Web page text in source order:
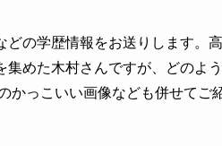
の学歴情報をお送りします。
集めた木村さんですが、どのよ
かっこいい画像なども併せてご